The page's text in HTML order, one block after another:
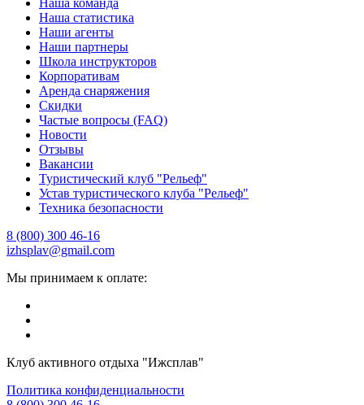
Наша команда
Наша статистика
Наши агенты
Наши партнеры
Школа инструкторов
Корпоративам
Аренда снаряжения
Скидки
Частые вопросы (FAQ)
Новости
Отзывы
Вакансии
Туристический клуб "Рельеф"
Устав туристического клуба "Рельеф"
Техника безопасности
8 (800) 300 46-16
izhsplav@gmail.com
Мы принимаем к оплате:
Клуб активного отдыха "Ижсплав"
Политика конфиденциальности